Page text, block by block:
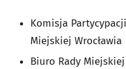
Komisja
Miejskiej Wrocławia
Biuro Rady Miejskiej